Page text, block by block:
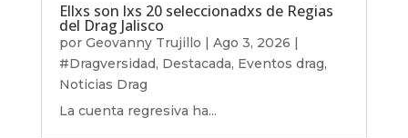
Ellxs son lxs 20 seleccionadxs de Regias
del Drag Jalisco
por Geovanny Trujillo Ago 3, 2026
#Dragversidad, Destacada, Eventos drag,
Noticias Drag
La cuenta regresiva ha...